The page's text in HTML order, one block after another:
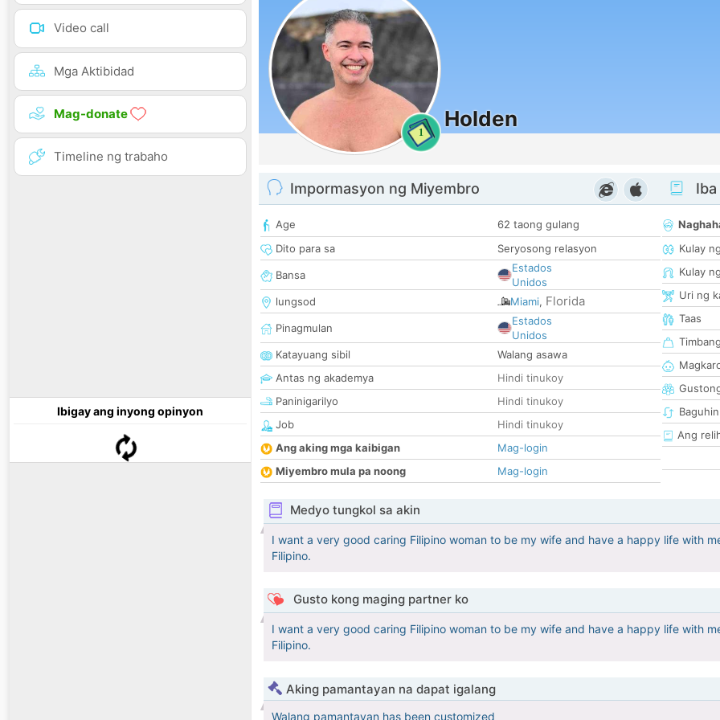
Video call
Mga Aktibidad
Mag-donate
Timeline ng trabaho
Ibigay ang inyong opinyon
1
Holden
Impormasyon ng Miyembro
Age
62 taong gulang
Dito para sa
Seryosong relasyon
Bansa
Estados
Unidos
lungsod
Miami, Florida
Pinagmulan
Estados
Unidos
Katayuang sibil
Walang asawa
Antas ng akademya
Hindi tinukoy
Paninigarilyo
Hindi tinukoy
Job
Hindi tinukoy
Ang aking mga kaibigan
Mag-login
Miyembro mula pa noong
Mag-login
Kulay
Kulay
Uri ng
Taas
Ang
Medyo tungkol sa akin
I want a very good caring Filipino woman to be my wife and have a happy life with
Filipino.
Gusto kong maging partner ko
I want a very good caring Filipino woman to be my wife and have a happy life with
Filipino.
Aking pamantayan na dapat igalang
Walang pamantayan has been customized